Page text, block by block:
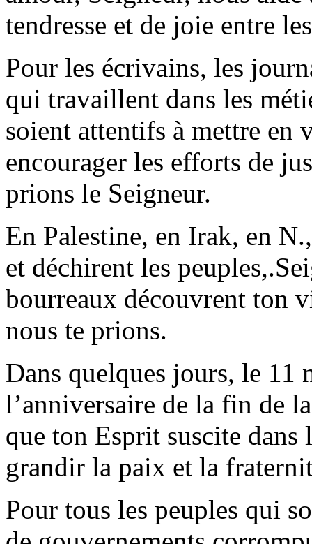
tendresse et de joie entre
Pour les écrivains, les
qui travaillent dans les
soient attentifs à mettre en
encourager les efforts de
prions le Seigneur.
En Palestine, en Irak, en
et déchirent les
bourreaux découvrent ton
nous te prions.
Dans quelques jours, le 11
l’anniversaire de la fin de
que ton Esprit suscite
grandir la paix et la
Pour tous les peuples qui